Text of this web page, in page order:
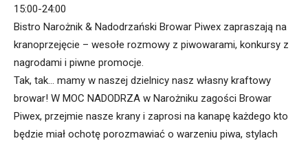
15:00-24:00
Bistro Narożnik & Nadodrzański Browar Piwex zapraszają na
kranoprzejęcie – wesołe rozmowy z piwowarami, konkursy z
nagrodami i piwne promocje.
Tak, tak… mamy w naszej dzielnicy nasz własny kraftowy
browar! W MOC NADODRZA w Narożniku zagości Browar
Piwex, przejmie nasze krany i zaprosi na kanapę każdego kto
będzie miał ochotę porozmawiać o warzeniu piwa, stylach